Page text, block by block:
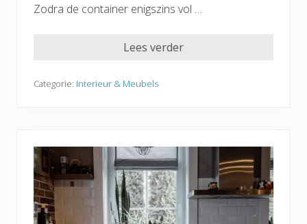
Zodra de container enigszins vol …
Lees verder
Categorie: Interieur & Meubels